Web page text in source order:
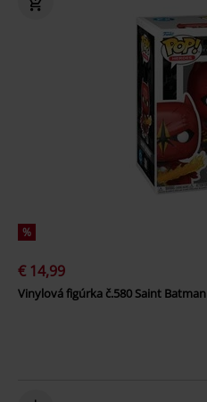
%
€ 14,99
Vinylová figúrka č.580 Saint Batman